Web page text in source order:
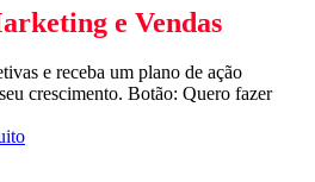
e Vendas
e receba um plano de ação
crescimento. Botão: Quero fazer